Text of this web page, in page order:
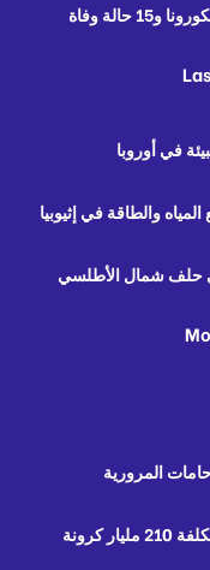
في أوروبا
حلف شمال الأطلسي
المرورية